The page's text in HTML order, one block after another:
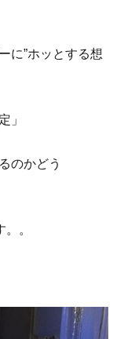
に”ホッとする想
」
のかどう
。